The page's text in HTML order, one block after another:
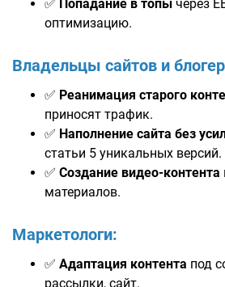
✅ Попадание в топы через
оптимизацию.
Владельцы сайтов и
✅ Реанимация старого
приносят трафик.
✅ Наполнение сайта без
статьи 5 уникальных версий.
✅ Создание видео-контента
материалов.
Маркетологи:
✅ Адаптация контента под
рассылки, сайт.